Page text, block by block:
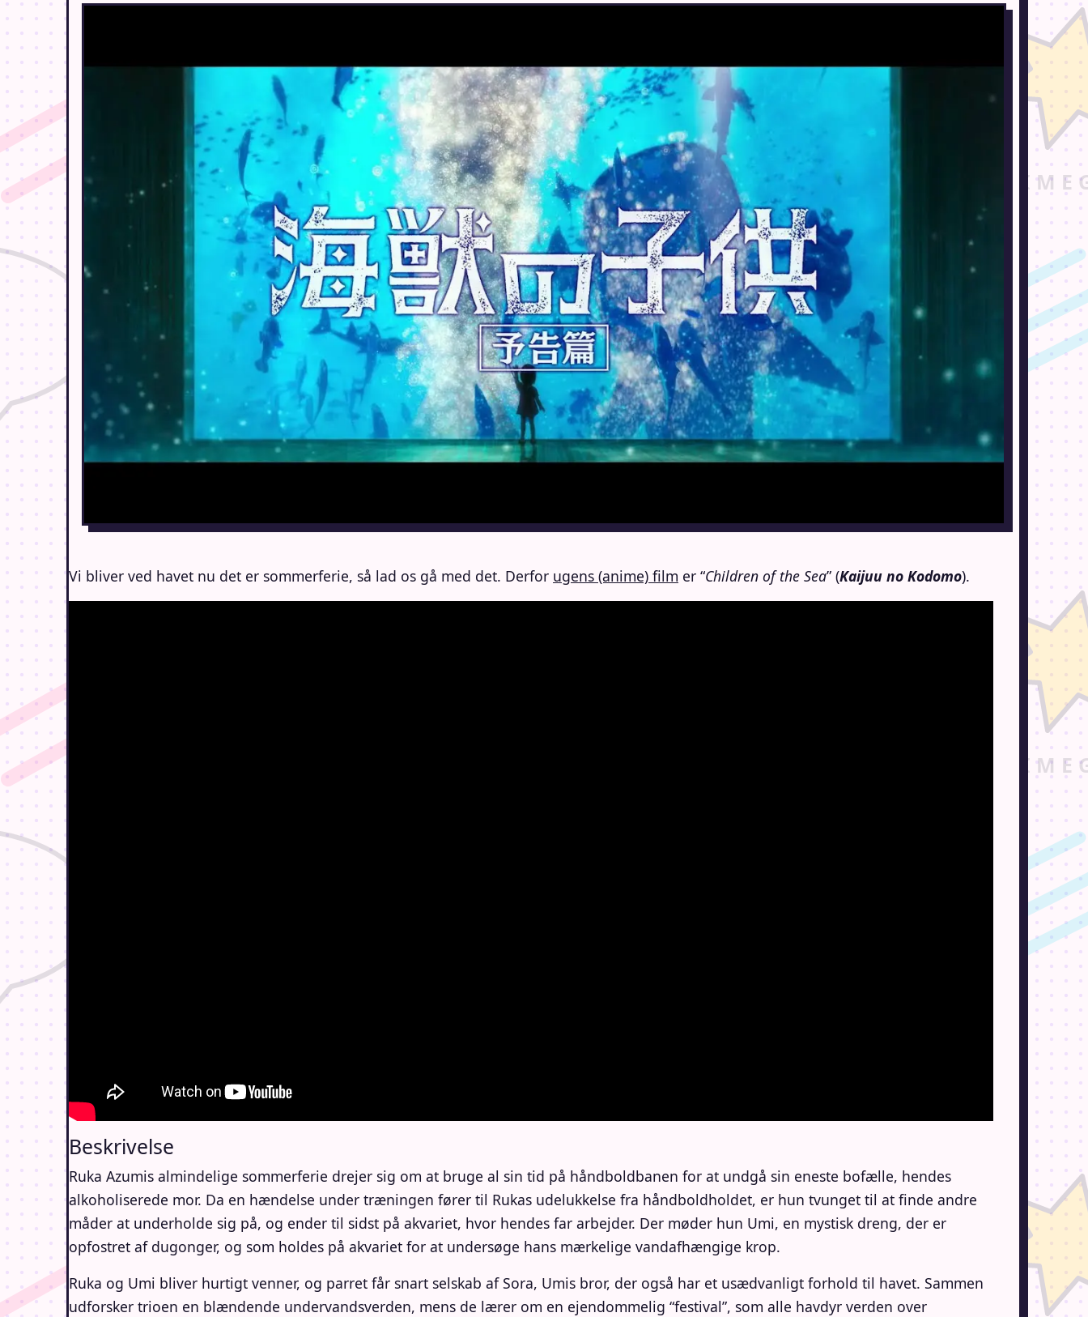
Vi bliver ved havet nu det er sommerferie, så lad os gå med det. Derfor ugens (anime) film er “Children of the Sea” (Kaijuu no Kodomo).
Beskrivelse
Ruka Azumis almindelige sommerferie drejer sig om at bruge al sin tid på håndboldbanen for at undgå sin eneste bofælle, hendes
alkoholiserede mor. Da en hændelse under træningen fører til Rukas udelukkelse fra håndboldholdet, er hun tvunget til at finde andre
måder at underholde sig på, og ender til sidst på akvariet, hvor hendes far arbejder. Der møder hun Umi, en mystisk dreng, der er
opfostret af dugonger, og som holdes på akvariet for at undersøge hans mærkelige vandafhængige krop.
Ruka og Umi bliver hurtigt venner, og parret får snart selskab af Sora, Umis bror, der også har et usædvanligt forhold til havet. Sammen
udforsker trioen en blændende undervandsverden, mens de lærer om en ejendommelig “festival”, som alle havdyr verden over